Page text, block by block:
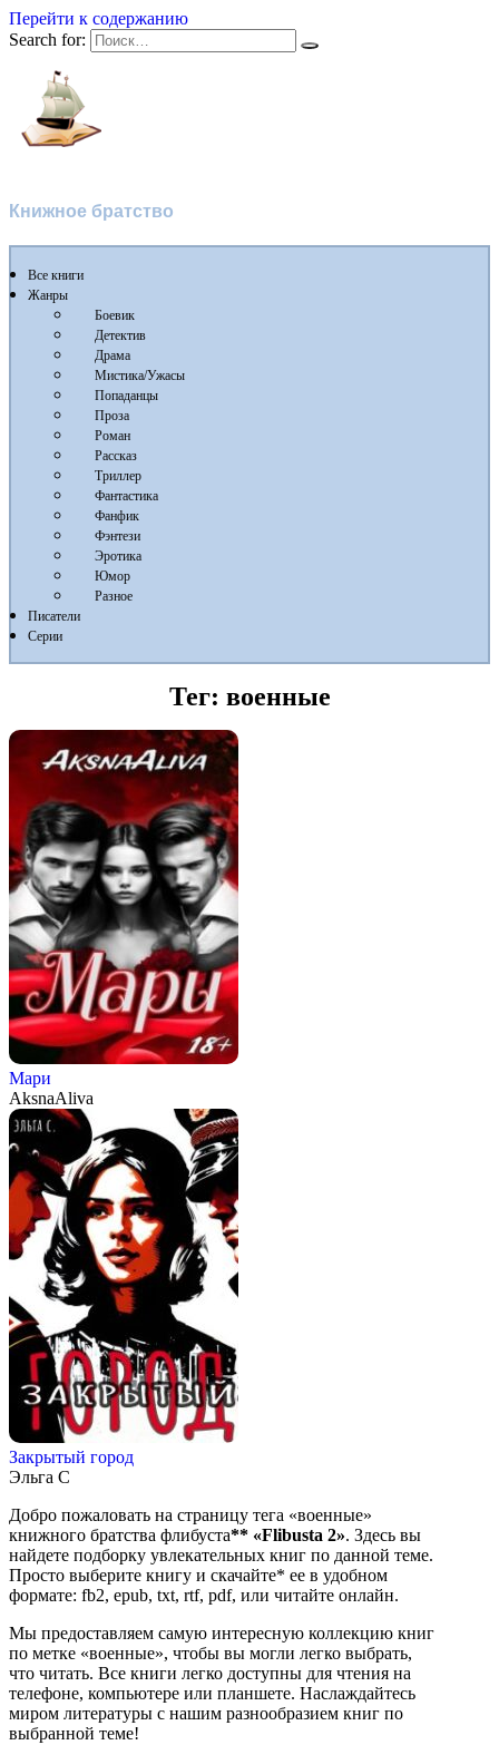
Перейти к содержанию
Search for:
Книжное братство
Все книги
Жанры
Боевик
Детектив
Драма
Мистика/Ужасы
Попаданцы
Проза
Роман
Рассказ
Триллер
Фантастика
Фанфик
Фэнтези
Эротика
Юмор
Разное
Писатели
Серии
Тег: военные
Мари
AksnaAliva
Закрытый город
Эльга С
Добро пожаловать на страницу тега «военные»
книжного братства флибуста** «Flibusta 2». Здесь вы
найдете подборку увлекательных книг по данной теме.
Просто выберите книгу и скачайте* ее в удобном
формате: fb2, epub, txt, rtf, pdf, или читайте онлайн.
Мы предоставляем самую интересную коллекцию книг
по метке «военные», чтобы вы могли легко выбрать,
что читать. Все книги легко доступны для чтения на
телефоне, компьютере или планшете. Наслаждайтесь
миром литературы с нашим разнообразием книг по
выбранной теме!